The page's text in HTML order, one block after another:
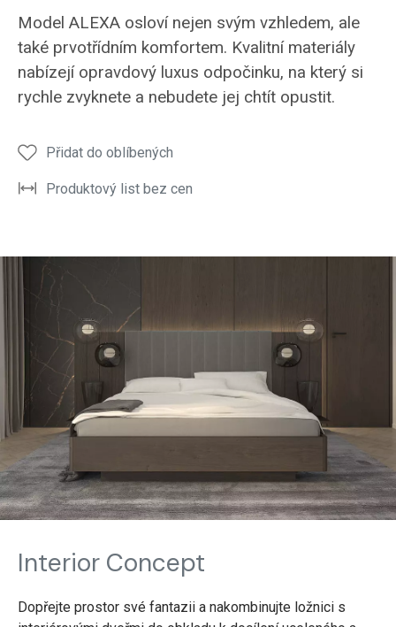
ložnice
ALEXA
opravdový
luxus
odpočinku
ložnice
ALEXA
opravdový
luxus
odpočinku
noční
stolek
postele
ALEXA
noční
stolek
postele
ALEXA
Model ALEXA osloví nejen svým vzhledem, ale
také prvotřídním komfortem. Kvalitní materiály
nabízejí opravdový luxus odpočinku, na který si
rychle zvyknete a nebudete jej chtít opustit.
Přidat do oblíbených
Produktový list bez cen
Interior Concept
Dopřejte prostor své fantazii a nakombinujte ložnici s